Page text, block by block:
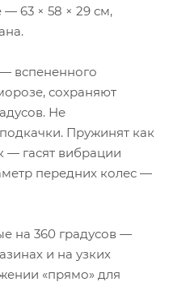
63 × 58 × 29 см,
вспененного
сохраняют
Не
Пружинят как
— гасят вибрации
передних колес —
на 360 градусов —
и на узких
«прямо» для